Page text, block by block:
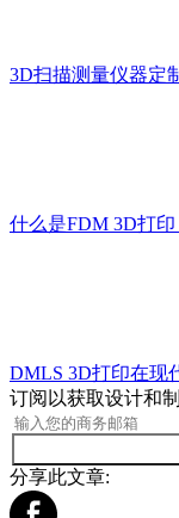
3D扫描测量仪器定
什么是FDM 3D打
DMLS 3D打印在现
订阅以获取设计和
分享此文章: